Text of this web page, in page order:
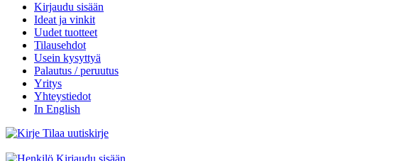
Kirjaudu sisään
Ideat ja vinkit
Uudet tuotteet
Tilausehdot
Usein kysyttyä
Palautus / peruutus
Yritys
Yhteystiedot
In English
Tilaa uutiskirje